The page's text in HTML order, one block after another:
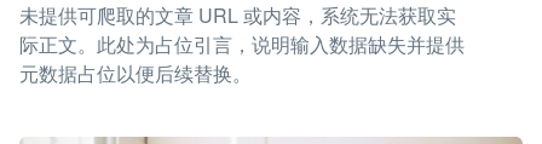
未提供可爬取的文章 URL 或内容，系统无法获取实
际正文。此处为占位引言，说明输入数据缺失并提供
元数据占位以便后续替换。